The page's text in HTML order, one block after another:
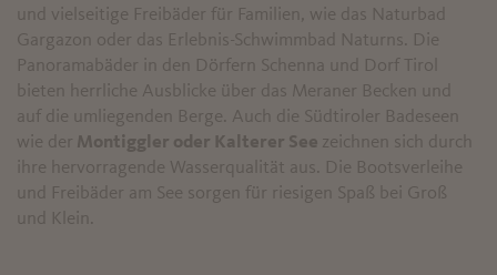
und vielseitige Freibäder für Familien, wie das Naturbad
Gargazon oder das Erlebnis-Schwimmbad Naturns. Die
Panoramabäder in den Dörfern Schenna und Dorf Tirol
bieten herrliche Ausblicke über das Meraner Becken und
auf die umliegenden Berge. Auch die Südtiroler Badeseen
wie der Montiggler oder Kalterer See zeichnen sich durch
ihre hervorragende Wasserqualität aus. Die Bootsverleihe
und Freibäder am See sorgen für riesigen Spaß bei Groß
und Klein.